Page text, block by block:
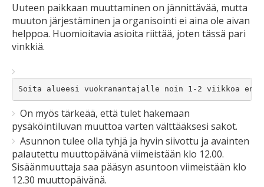
Uuteen paikkaan muuttaminen on jännittävää, mutta
muuton järjestäminen ja organisointi ei aina ole aivan
helppoa. Huomioitavia asioita riittää, joten tässä pari
vinkkiä.
Soita alueesi vuokranantajalle noin 1-2 viikkoa
On myös tärkeää, että tulet hakemaan
pysäköintiluvan muuttoa varten välttääksesi sakot.
Asunnon tulee olla tyhjä ja hyvin siivottu ja avainten
palautettu muuttopäivänä viimeistään klo 12.00.
Sisäänmuuttaja saa pääsyn asuntoon viimeistään klo
12.30 muuttopäivänä.